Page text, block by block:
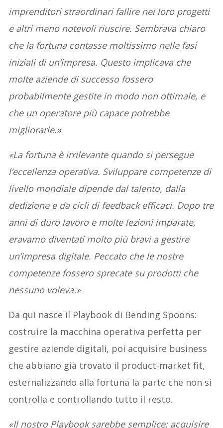
imprenditori straordinari fallire nei loro progetti
e altri meno notevoli riuscire. Sembrava chiaro
che la fortuna contasse moltissimo nelle fasi
iniziali di un’impresa. Questo implicava che
molte aziende di successo fossero
probabilmente gestite in modo non ottimale, e
che un operatore più capace potrebbe
migliorarle.»
«La fortuna è irrilevante quando si persegue
l’eccellenza operativa. Sviluppare competenze di
livello mondiale dipende dal talento, dalla
dedizione e da cicli di feedback efficaci. Dopo tre
anni di duro lavoro e molte lezioni imparate,
eravamo diventati molto più bravi a gestire
un’impresa digitale. Peccato che le nostre
competenze fossero sprecate su prodotti che
nessuno voleva.»
Da qui nasce il Playbook di Bending Spoons:
costruire la macchina operativa perfetta per
gestire aziende digitali, poi acquisire business
che abbiano già trovato il product-market fit,
esternalizzando alla fortuna la parte che non si
controlla e controllando tutto il resto.
«Il nostro Playbook sarebbe semplice: acquisire